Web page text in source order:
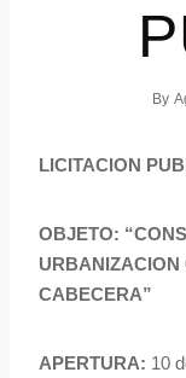
By
LICITACION
OBJETO:
CABECERA”
APERTURA: 10